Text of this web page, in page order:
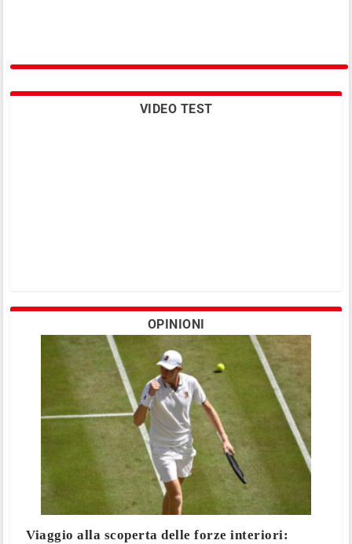
VIDEO TEST
OPINIONI
Viaggio alla scoperta delle forze interiori: